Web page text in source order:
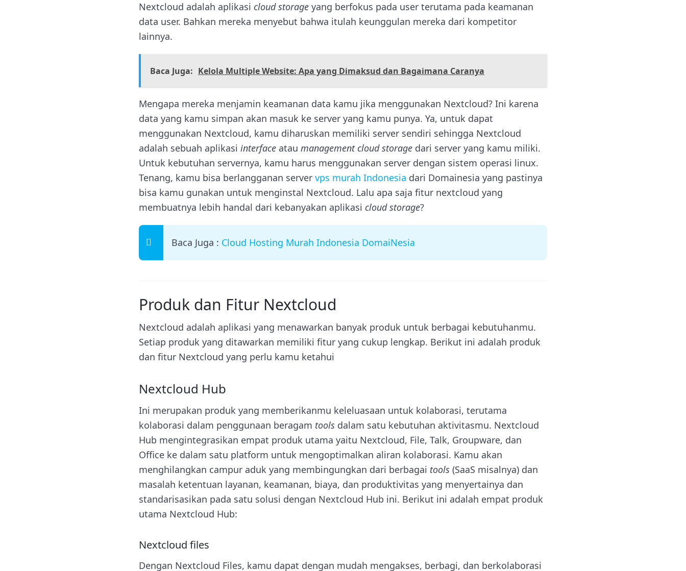
Nextcloud adalah aplikasi cloud storage yang berfokus pada user terutama pada keamanan
data user. Bahkan mereka menyebut bahwa itulah keunggulan mereka dari kompetitor
lainnya.
Baca Juga: Kelola Multiple Website: Apa yang Dimaksud dan Bagaimana Caranya
Mengapa mereka menjamin keamanan data kamu jika menggunakan Nextcloud? Ini karena
data yang kamu simpan akan masuk ke server yang kamu punya. Ya, untuk dapat
menggunakan Nextcloud, kamu diharuskan memiliki server sendiri sehingga Nextcloud
adalah sebuah aplikasi interface atau management cloud storage dari server yang kamu miliki.
Untuk kebutuhan servernya, kamu harus menggunakan server dengan sistem operasi linux.
Tenang, kamu bisa berlangganan server vps murah Indonesia dari Domainesia yang pastinya
bisa kamu gunakan untuk menginstal Nextcloud. Lalu apa saja fitur nextcloud yang
membuatnya lebih handal dari kebanyakan aplikasi cloud storage?
Baca Juga : Cloud Hosting Murah Indonesia DomaiNesia
Produk dan Fitur Nextcloud
Nextcloud adalah aplikasi yang menawarkan banyak produk untuk berbagai kebutuhanmu.
Setiap produk yang ditawarkan memiliki fitur yang cukup lengkap. Berikut ini adalah produk
dan fitur Nextcloud yang perlu kamu ketahui
Nextcloud Hub
Ini merupakan produk yang memberikanmu keleluasaan untuk kolaborasi, terutama
kolaborasi dalam penggunaan beragam tools dalam satu kebutuhan aktivitasmu. Nextcloud
Hub mengintegrasikan empat produk utama yaitu Nextcloud, File, Talk, Groupware, dan
Office ke dalam satu platform untuk mengoptimalkan aliran kolaborasi. Kamu akan
menghilangkan campur aduk yang membingungkan dari berbagai tools (SaaS misalnya) dan
masalah ketentuan layanan, keamanan, biaya, dan produktivitas yang menyertainya dan
standarisasikan pada satu solusi dengan Nextcloud Hub ini. Berikut ini adalah empat produk
utama Nextcloud Hub:
Nextcloud files
Dengan Nextcloud Files, kamu dapat dengan mudah mengakses, berbagi, dan berkolaborasi